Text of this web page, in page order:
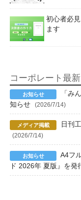
初心者必
ます
コーポレート最
「み
知らせ
(2026/7/14)
日刊
(2026/7/14)
A4フ
ド 2026年 夏版』を